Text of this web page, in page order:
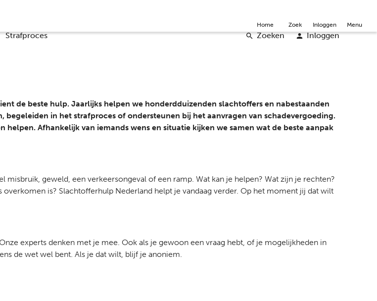
Strafproces Zoeken Inloggen
Home Zoek Inloggen Menu
de beste hulp. Jaarlijks helpen we honderdduizenden slachtoffers en nabestaanden
in het strafproces of ondersteunen bij het aanvragen van schadevergoeding.
Afhankelijk van iemands wens en situatie kijken we samen wat de beste aanpak
misbruik, geweld, een verkeersongeval of een ramp. Wat kan je helpen? Wat zijn je rechten?
overkomen is? Slachtofferhulp Nederland helpt je vandaag verder. Op het moment jij dat wilt
experts denken met je mee. Ook als je gewoon een vraag hebt, of je mogelijkheden in
de wet wel bent. Als je dat wilt, blijf je anoniem.